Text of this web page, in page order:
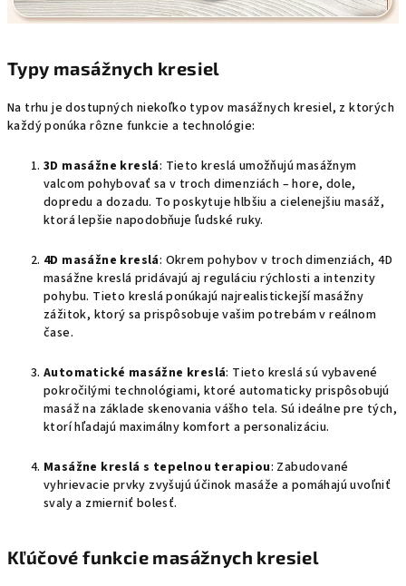
Typy masážnych kresiel
Na trhu je dostupných niekoľko typov masážnych kresiel, z ktorých
každý ponúka rôzne funkcie a technológie:
3D masážne kreslá: Tieto kreslá umožňujú masážnym
valcom pohybovať sa v troch dimenziách – hore, dole,
dopredu a dozadu. To poskytuje hlbšiu a cielenejšiu masáž,
ktorá lepšie napodobňuje ľudské ruky.
4D masážne kreslá: Okrem pohybov v troch dimenziách, 4D
masážne kreslá pridávajú aj reguláciu rýchlosti a intenzity
pohybu. Tieto kreslá ponúkajú najrealistickejší masážny
zážitok, ktorý sa prispôsobuje vašim potrebám v reálnom
čase.
Automatické masážne kreslá: Tieto kreslá sú vybavené
pokročilými technológiami, ktoré automaticky prispôsobujú
masáž na základe skenovania vášho tela. Sú ideálne pre tých,
ktorí hľadajú maximálny komfort a personalizáciu.
Masážne kreslá s tepelnou terapiou: Zabudované
vyhrievacie prvky zvyšujú účinok masáže a pomáhajú uvoľniť
svaly a zmierniť bolesť.
Kľúčové funkcie masážnych kresiel